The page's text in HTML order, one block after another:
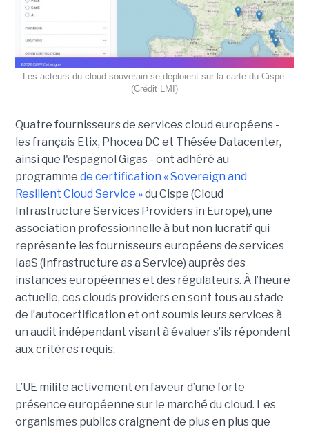
Les acteurs du cloud souverain se déploient sur la carte du Cispe.
(Crédit LMI)
Quatre fournisseurs de services cloud européens -
les français Etix, Phocea DC et Thésée Datacenter,
ainsi que l'espagnol Gigas - ont adhéré au
programme de certification « Sovereign and
Resilient Cloud Service »du Cispe (Cloud
Infrastructure Services Providers in Europe), une
association professionnelle à but non lucratif qui
représente les fournisseurs européens de services
IaaS (Infrastructure as a Service) auprès des
instances européennes et des régulateurs. À l’heure
actuelle, ces clouds providers en sont tous au stade
de l’autocertification et ont soumis leurs services à
un audit indépendant visant à évaluer s’ils répondent
aux critères requis.
L’UE milite activement en faveur d’une forte
présence européenne sur le marché du cloud. Les
organismes publics craignent de plus en plus que